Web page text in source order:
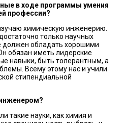
в ходе программы умения
профессии?
химическую инженерию.
только научных
должен обладать хорошими
обязан иметь лидерские
навыки, быть толерантным, а
Всему этому нас и учили
стипендиальной
такие науки, как химия и